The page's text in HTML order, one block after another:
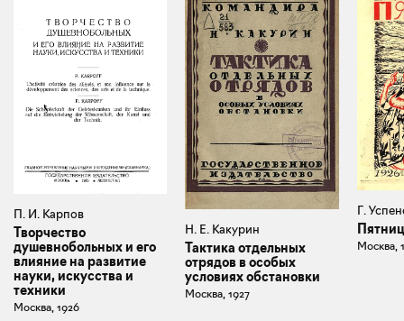
П. И. Карпов
Творчество
душевнобольных и его
влияние на развитие
науки, искусства и
техники
Москва, 1926
Н. Е. Какурин
Тактика отдельных
отрядов в особых
условиях обстановки
Москва, 1927
Г.
Москва,